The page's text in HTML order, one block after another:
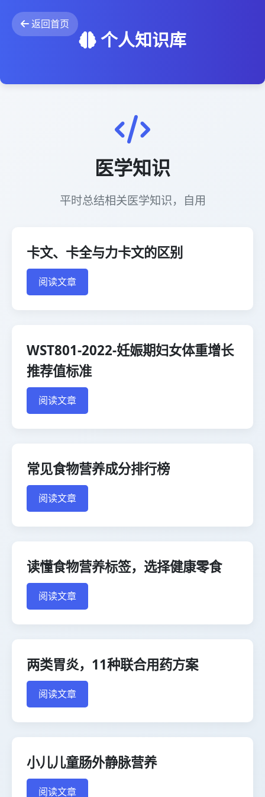
返回首页
个人知识库
医学知识
平时总结相关医学知识，自用
卡文、卡全与力卡文的区别
阅读文章
WST801-2022-妊娠期妇女体重增长
推荐值标准
阅读文章
常见食物营养成分排行榜
阅读文章
读懂食物营养标签，选择健康零食
阅读文章
两类胃炎，11种联合用药方案
阅读文章
小儿儿童肠外静脉营养
阅读文章